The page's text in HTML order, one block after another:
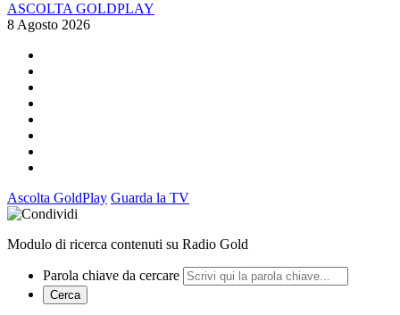
ASCOLTA GOLDPLAY
8 Agosto 2026
Ascolta GoldPlay Guarda la TV
Modulo di ricerca contenuti su Radio Gold
Parola chiave da cercare
Cerca